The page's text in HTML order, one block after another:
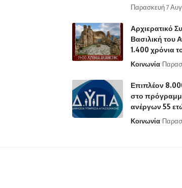
Παρασκευή 7
Αρχιερατικό
Βασιλική του
1.400 χρόνια
Κοινωνία
Επιπλέον
στο
ανέργων 55
Κοινωνία